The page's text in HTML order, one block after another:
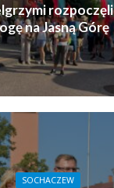
rozpoczęli
na Jasną Górę
SOCHACZEW